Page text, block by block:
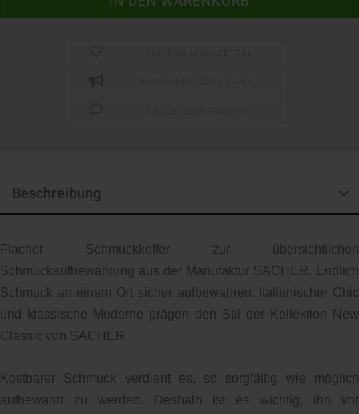
Beschreibung
Flacher Schmuckkoffer zur übersichtlichen
Schmuckaufbewahrung aus der Manufaktur SACHER. Endlich
Schmuck an einem Ort sicher aufbewahren.
Italienischer Chic
und klassische Moderne prägen den Stil der Kollektion New
Classic von SACHER.
Kostbarer Schmuck verdient es, so sorgfältig wie möglich
aufbewahrt zu werden. Deshalb ist es wichtig, ihn vor